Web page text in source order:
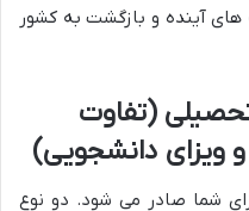
های آینده و بازگشت به کشور
تحصیلی (تفاوت
ویزای دانشجویی)
شما صادر می شود. دو نوع